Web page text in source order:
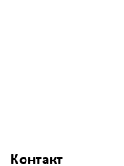
Контакт